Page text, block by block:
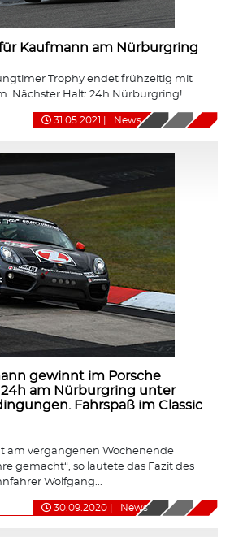
Kaufmann am Nürburgring
Trophy endet frühzeitig mit
Nächster Halt: 24h Nürburgring!
31.05.2021 News
gewinnt im Porsche
am Nürburgring unter
Fahrspaß im Classic
am vergangenen Wochenende
gemacht“, so lautete das Fazit des
Wolfgang...
30.09.2020 News